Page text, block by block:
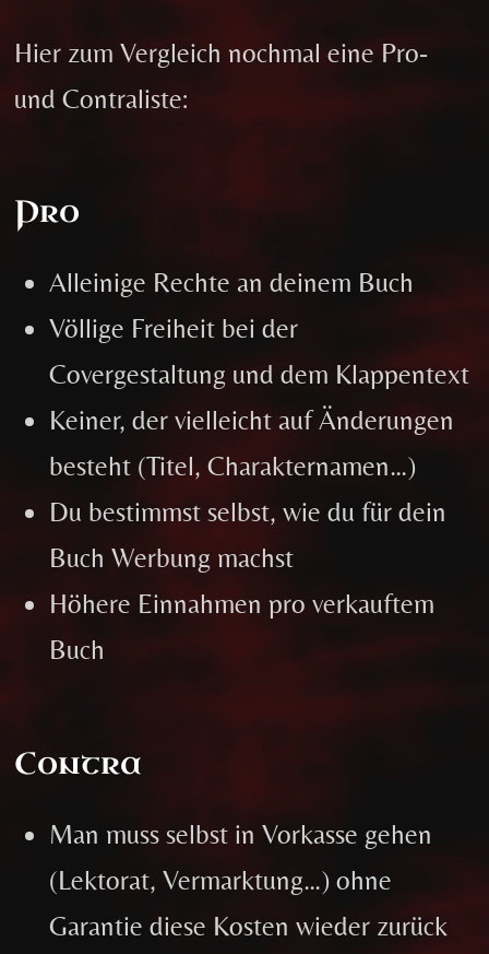
Hier zum Vergleich nochmal eine Pro-
und Contraliste:
Pro
Alleinige Rechte an deinem Buch
Völlige Freiheit bei der
Covergestaltung und dem Klappentext
Keiner, der vielleicht auf Änderungen
besteht (Titel, Charakternamen…)
Du bestimmst selbst, wie du für dein
Buch Werbung machst
Höhere Einnahmen pro verkauftem
Buch
Contra
Man muss selbst in Vorkasse gehen
(Lektorat, Vermarktung…) ohne
Garantie diese Kosten wieder zurück